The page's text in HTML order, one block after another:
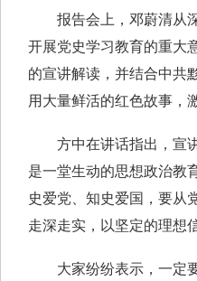
报告会上，邓蔚清从深
开展党史学习教育的重大
的宣讲解读，并结合中共
用大量鲜活的红色故事，
方中在讲话指出，宣讲
是一堂生动的思想政治教
史爱党、知史爱国，要从
走深走实，以坚定的理想
大家纷纷表示，一定要